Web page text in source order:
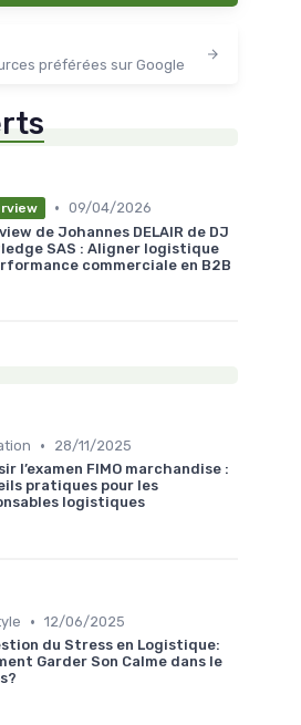
préférées sur Google
• 09/04/2026
de Johannes DELAIR de DJ
SAS : Aligner logistique
commerciale en B2B
•
28/11/2025
l’examen FIMO marchandise :
pratiques pour les
logistiques
• 12/06/2025
du Stress en Logistique:
Garder Son Calme dans le